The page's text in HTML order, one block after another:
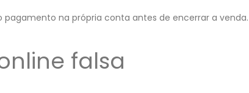
na própria conta antes de encerrar a venda.
falsa